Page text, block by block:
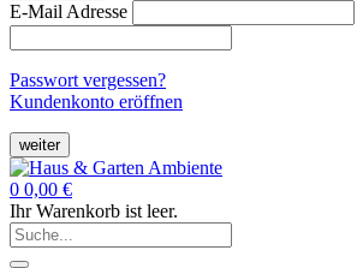
E-Mail Adresse
Passwort vergessen?
Kundenkonto eröffnen
weiter
0 0,00 €
Ihr Warenkorb ist leer.